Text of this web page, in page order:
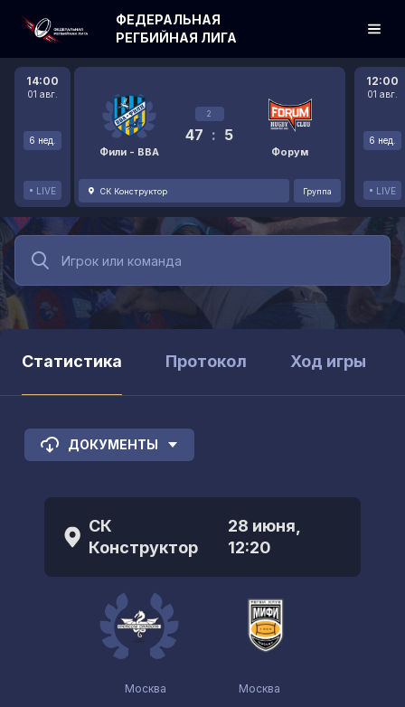
14:00
01 авг.
6 нед.
LIVE
Фили - ВВА
2
47 : 5
Форум
СК Конструктор Группа
12:00
01 авг.
6 нед.
LIVE
ФЕДЕРАЛЬНАЯ
РЕГБИЙНАЯ ЛИГА
Статистика Протокол Ход игры
ДОКУМЕНТЫ
СК
Конструктор
28 июня,
12:20
Москва Москва